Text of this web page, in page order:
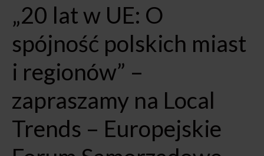
„20 lat w UE: O
spójność polskich miast
i regionów” –
zapraszamy na Local
Trends – Europejskie